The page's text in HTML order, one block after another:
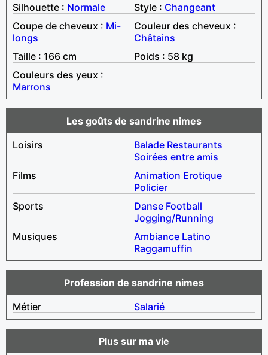
Silhouette : Normale Style : Changeant
Coupe de cheveux : Mi-
longs
Couleur des cheveux :
Châtains
Taille : 166 cm
Poids : 58 kg
Couleurs des yeux :
Marrons
Les goûts de sandrine nimes
Loisirs
Balade Restaurants
Soirées entre amis
Films
Animation Erotique
Policier
Sports
Danse Football
Jogging/Running
Musiques
Ambiance Latino
Raggamuffin
Profession de sandrine nimes
Métier
Salarié
Plus sur ma vie